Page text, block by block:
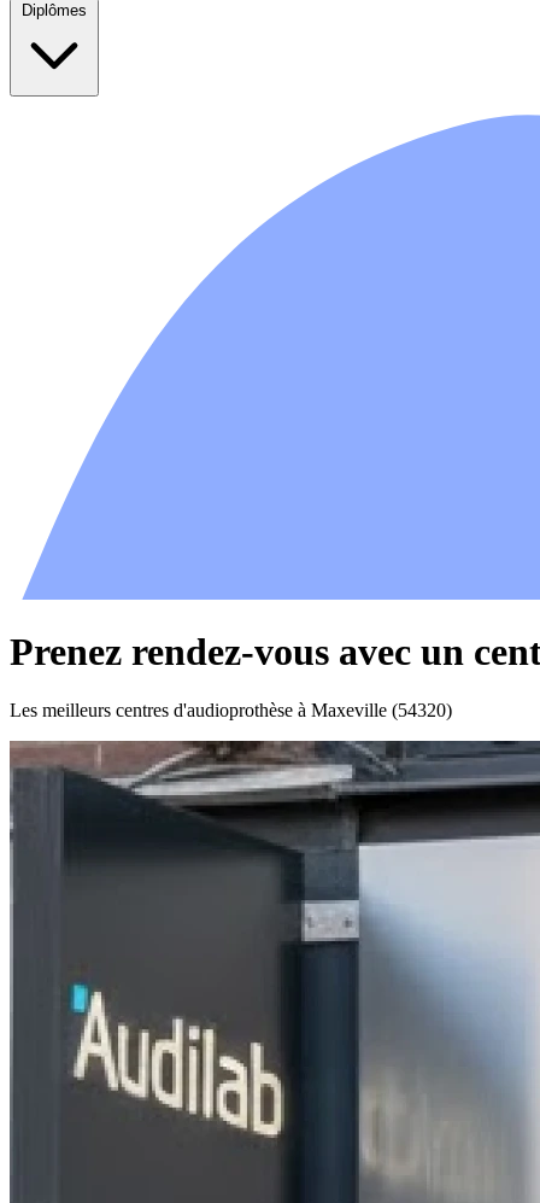
Diplômes
Prenez rendez-vous avec un
Les meilleurs centres d'audioprothèse à Maxeville (54320)